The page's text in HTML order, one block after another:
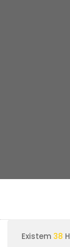
Existem 38